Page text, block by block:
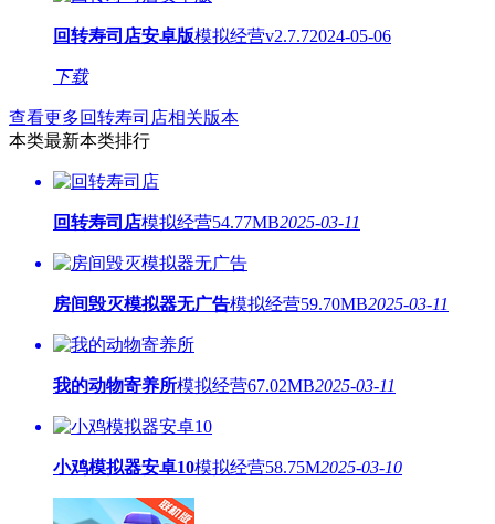
回转寿司店安卓版模拟经营v2.7.72024-05-06
下载
查看更多回转寿司店相关版本
本类最新本类排行
回转寿司店模拟经营54.77MB2025-03-11
房间毁灭模拟器无广告模拟经营59.70MB2025-03-11
我的动物寄养所模拟经营67.02MB2025-03-11
小鸡模拟器安卓10模拟经营58.75M2025-03-10